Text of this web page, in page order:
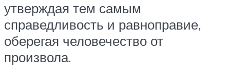
утверждая тем самым
справедливость и равноправие,
оберегая человечество от
произвола.